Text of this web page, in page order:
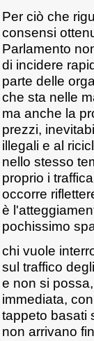
Per ciò che
consensi
Parlamento
di incidere
parte delle
che sta nelle
ma anche la
prezzi,
illegali e al
nello stesso
proprio i
occorre
è
pochissimo
chi vuole
sul traffico
e non si
immediata,
tappeto basati
non arrivano